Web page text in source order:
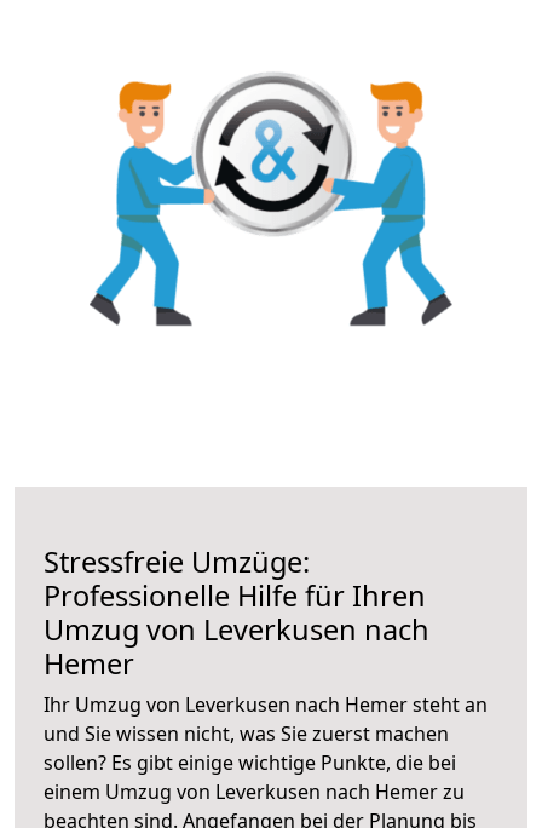
Stressfreie Umzüge:
Professionelle Hilfe für Ihren
Umzug von Leverkusen nach
Hemer
Ihr Umzug von Leverkusen nach Hemer steht an
und Sie wissen nicht, was Sie zuerst machen
sollen? Es gibt einige wichtige Punkte, die bei
einem Umzug von Leverkusen nach Hemer zu
beachten sind. Angefangen bei der Planung bis